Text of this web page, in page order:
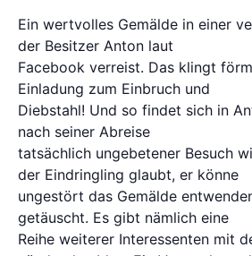
Ein wertvolles Gemälde in einer
der Besitzer Anton laut
Facebook verreist. Das klingt
Einladung zum Einbruch und
Diebstahl! Und so findet sich in
nach seiner Abreise
tatsächlich ungebetener Besuch
der Eindringling glaubt, er könne
ungestört das Gemälde
getäuscht. Es gibt nämlich eine
Reihe weiterer Interessenten mit